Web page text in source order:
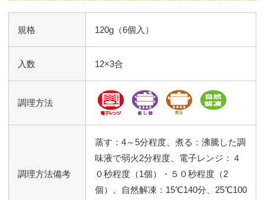
規格 120g（6個入）
入数 12×3合
調理方法
調理方法備考
蒸す：4～5分程度、煮る：沸騰した調
味液で弱火2分程度、電子レンジ：４
０秒程度（1個）・５０秒程度（2
個）、自然解凍：15℃140分、25℃100